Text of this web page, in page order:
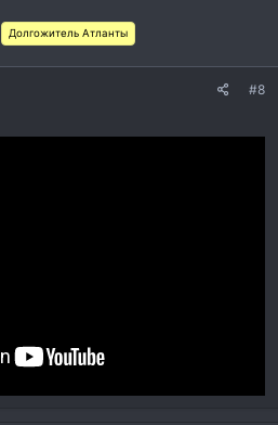
Долгожитель Атланты
#8